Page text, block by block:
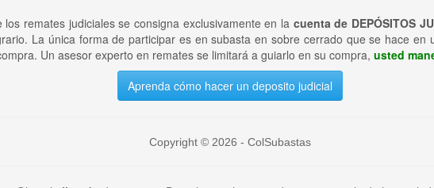
remates judiciales se consigna exclusivamente en lacuenta de DEPÓSITOS
La única forma de participar es en subasta en sobre cerrado que se hace
Un asesor experto en remates se limitará a guiarlo en su compra, usted
Aprenda cómo hacer un deposito judicial
Copyright © 2026 - ColSubastas